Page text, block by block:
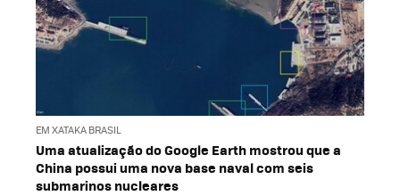
EM XATAKA BRASIL
Uma atualização do Google Earth mostrou que a
China possui uma nova base naval com seis
submarinos nucleares